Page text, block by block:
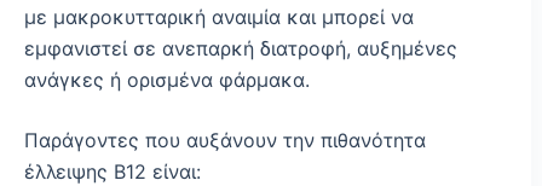
με μακροκυτταρική αναιμία και μπορεί να
εμφανιστεί σε ανεπαρκή διατροφή, αυξημένες
ανάγκες ή ορισμένα φάρμακα.
Παράγοντες που αυξάνουν την πιθανότητα
έλλειψης Β12 είναι: